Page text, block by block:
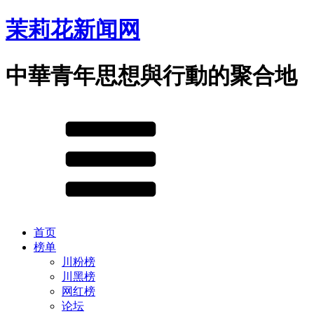
茉莉花新闻网
中華青年思想與行動的聚合地
首页
榜单
川粉榜
川黑榜
网红榜
论坛